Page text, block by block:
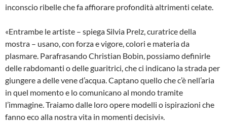
inconscio ribelle che fa affiorare profondità altrimenti celate.
«Entrambe le artiste – spiega Silvia Prelz, curatrice della
mostra – usano, con forza e vigore, colori e materia da
plasmare. Parafrasando Christian Bobin, possiamo definirle
delle rabdomanti o delle guaritrici, che ci indicano la strada per
giungere a delle vene d’acqua. Captano quello che c’è nell’aria
in quel momento e lo comunicano al mondo tramite
l’immagine. Traiamo dalle loro opere modelli o ispirazioni che
fanno eco alla nostra vita in momenti decisivi».